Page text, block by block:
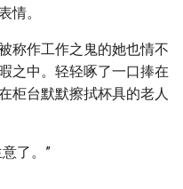
情。
称作工作之鬼的她也情不
之中。轻轻啄了一口捧在
柜台默默擦拭杯具的老人
了。”